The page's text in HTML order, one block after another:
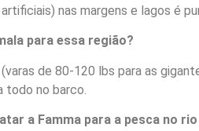
nas margens e lagos é
para essa região?
de 80-120 lbs para as
todo no barco.
a Famma para a pesca no